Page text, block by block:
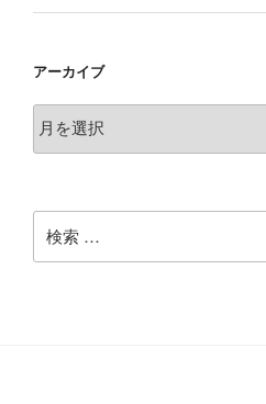
アーカイブ
ー
索: